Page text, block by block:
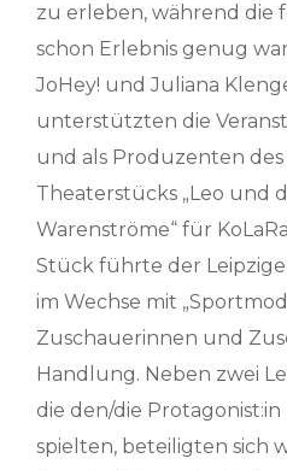
zu erleben, während die
schon Erlebnis genug
JoHey! und Juliana
unterstützten die
und als Produzenten
Theaterstücks „Leo und
Warenströme“ für
Stück führte der
im Wechse mit
Zuschauerinnen und
Handlung. Neben zwei
die den/die
spielten, beteiligten sich